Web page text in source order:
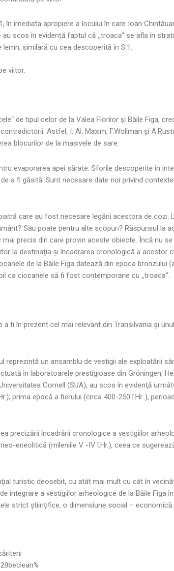
în imediata apropiere a locului în care Ioan
scos în evidenţă faptul că ,,troaca“ se afla în
similară cu cea descoperită în S.1.
viitor.
de tipul celor de la Valea Florilor şi Băile Figa,
Astfel, I. Al. Maxim, F.Wollman şi
blocurilor de la masivele de sare.
evaporarea apei sărate. Sforile descoperite în
a fi găsită. Sunt necesare date noi privind
care au fost necesare legării acestora de
Sau poate pentru alte scopuri? Răspunsul la
precis din care provin aceste obiecte. Încă nu
la destinaţia şi încadrarea cronologică a acestor
de la Băile Figa datează din epoca bronzului
ca ciocanele să fi fost contemporane cu ,,troaca“.
fi în prezent cel mai relevant din Transilvania şi
un ansamblu de vestigii ale exploatării
în laboratoarele prestigioase din Gröningen,
Cornell (SUA), au scos în evidenţă
prima epocă a fierului (circa 400-250 î.Hr..);
precizării încadrării cronologice a vestigiilor
eneolitică (mileniile V -IV î.Hr.), ceea ce
turistic deosebit, cu atât mai mult cu cât în
integrare a vestigiilor arheologice de la Băile Figa
strict ştiinţifice, o dimensiune social – economică.